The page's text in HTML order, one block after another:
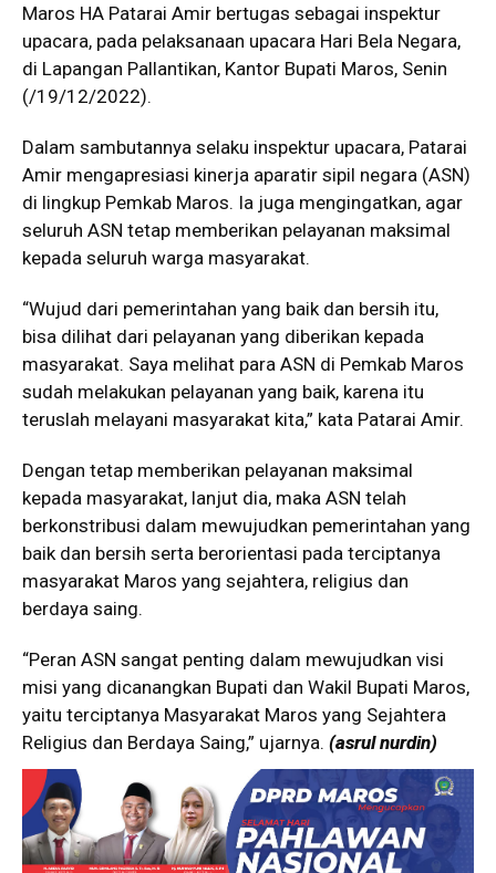
Maros HA Patarai Amir bertugas sebagai inspektur
upacara, pada pelaksanaan upacara Hari Bela Negara,
di Lapangan Pallantikan, Kantor Bupati Maros, Senin
(/19/12/2022).
Dalam sambutannya selaku inspektur upacara, Patarai
Amir mengapresiasi kinerja aparatir sipil negara (ASN)
di lingkup Pemkab Maros. Ia juga mengingatkan, agar
seluruh ASN tetap memberikan pelayanan maksimal
kepada seluruh warga masyarakat.
“Wujud dari pemerintahan yang baik dan bersih itu,
bisa dilihat dari pelayanan yang diberikan kepada
masyarakat. Saya melihat para ASN di Pemkab Maros
sudah melakukan pelayanan yang baik, karena itu
teruslah melayani masyarakat kita,” kata Patarai Amir.
Dengan tetap memberikan pelayanan maksimal
kepada masyarakat, lanjut dia, maka ASN telah
berkonstribusi dalam mewujudkan pemerintahan yang
baik dan bersih serta berorientasi pada terciptanya
masyarakat Maros yang sejahtera, religius dan
berdaya saing.
“Peran ASN sangat penting dalam mewujudkan visi
misi yang dicanangkan Bupati dan Wakil Bupati Maros,
yaitu terciptanya Masyarakat Maros yang Sejahtera
Religius dan Berdaya Saing,” ujarnya. (asrul nurdin)